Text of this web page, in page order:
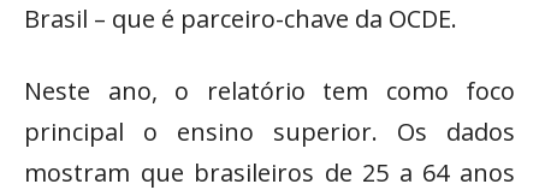
Brasil – que é parceiro-chave da OCDE.
Neste ano, o relatório tem como foco
principal o ensino superior. Os dados
mostram que brasileiros de 25 a 64 anos